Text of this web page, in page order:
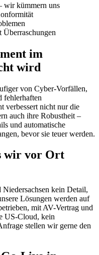
wir kümmern uns
Überraschungen
im
wird
von Cyber-Vorfällen,
fehlerhaften
verbessert nicht nur die
auch ihre Robustheit –
und automatische
bevor sie teuer werden.
wir vor Ort
kein Detail,
Lösungen werden auf
mit AV-Vertrag und
US-Cloud, kein
stellen wir gerne den